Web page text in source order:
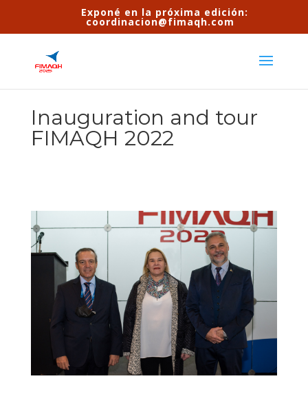
Exponé en la próxima edición:
coordinacion@fimaqh.com
Inauguration and tour
FIMAQH 2022